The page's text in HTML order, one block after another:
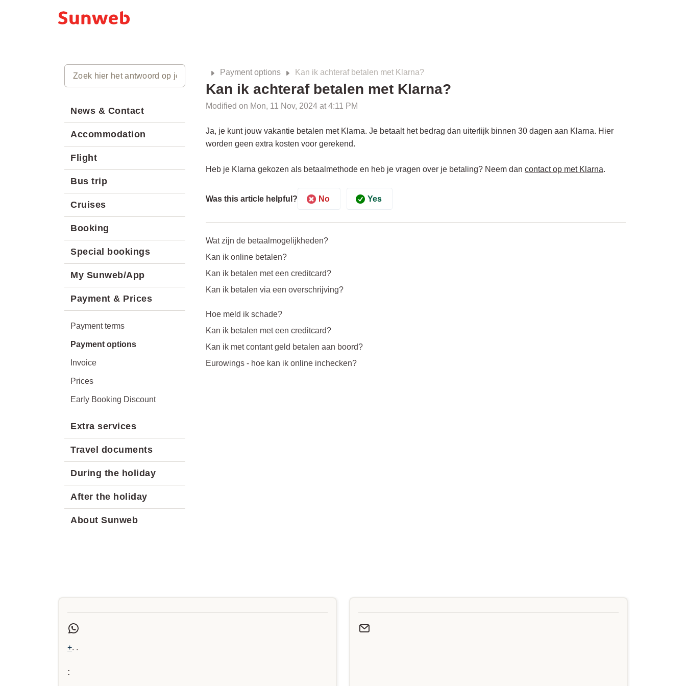
News & Contact
Accommodation
Flight
Bus trip
Cruises
Booking
Special bookings
My Sunweb/App
Payment & Prices
Payment terms
Payment options
Invoice
Prices
Early Booking Discount
Extra services
Travel documents
During the holiday
After the holiday
About Sunweb
Payment options Kan ik achteraf betalen met Klarna?
Kan ik achteraf betalen met Klarna?
Modified on Mon, 11 Nov, 2024 at 4:11 PM
Ja, je kunt jouw vakantie betalen met Klarna. Je betaalt het bedrag dan uiterlijk binnen 30 dagen aan Klarna. Hier
worden geen extra kosten voor gerekend.
Heb je Klarna gekozen als betaalmethode en heb je vragen over je betaling? Neem dan contact op met Klarna.
Was this article helpful? No Yes
Wat zijn de betaalmogelijkheden?
Kan ik online betalen?
Kan ik betalen met een creditcard?
Kan ik betalen via een overschrijving?
Hoe meld ik schade?
Kan ik betalen met een creditcard?
Kan ik met contant geld betalen aan boord?
Eurowings - hoe kan ik online inchecken?
+. .
: